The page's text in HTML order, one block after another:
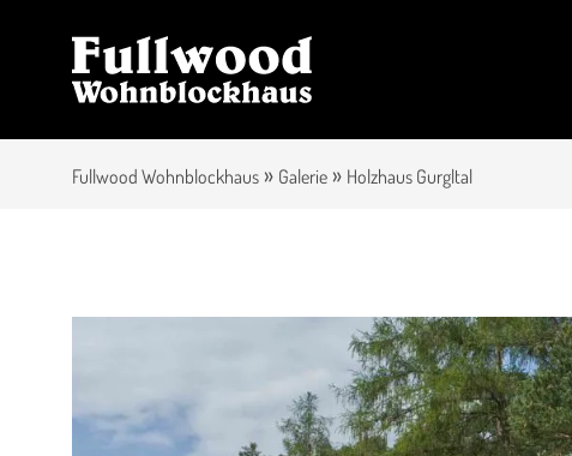
Fullwood Wohnblockhaus » Galerie » Holzhaus Gurgltal